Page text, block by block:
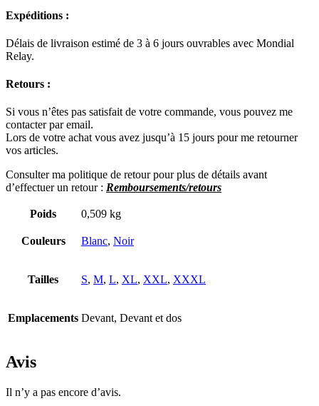
Expéditions :
Délais de livraison estimé de 3 à 6 jours ouvrables avec Mondial
Relay.
Retours :
Si vous n’êtes pas satisfait de votre commande, vous pouvez me
contacter par email.
Lors de votre achat vous avez jusqu’à 15 jours pour me retourner
vos articles.
Consulter ma politique de retour pour plus de détails avant
d’effectuer un retour : Remboursements/retours
Poids 0,509 kg
Couleurs Blanc, Noir
Tailles S, M, L, XL, XXL, XXXL
Emplacements Devant, Devant et dos
Avis
Il n’y a pas encore d’avis.